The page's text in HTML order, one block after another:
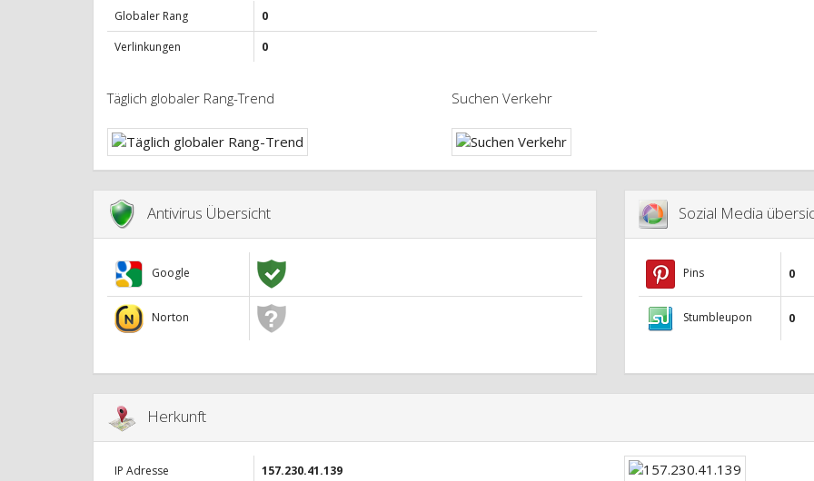
Globaler Rang
0
Verlinkungen
0
Täglich globaler Rang-Trend Suchen Verkehr
Antivirus Übersicht
Google
Norton
Sozial Media
Pins 0
Stumbleupon 0
Herkunft
IP Adresse 157.230.41.139